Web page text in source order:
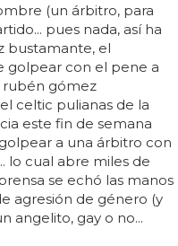
(un árbitro, para
pues nada, así ha
bustamante, el
golpear con el pene a
rubén gómez
celtic pulianas de la
este fin de semana
a una árbitro con
lo cual abre miles de
se echó las manos
agresión de género (y
angelito, gay o no...